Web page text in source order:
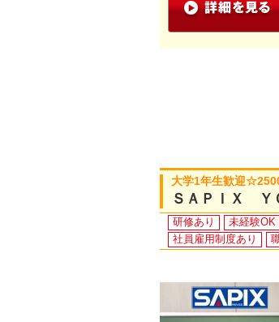
大学1年生歓迎
ＳＡＰＩＸ Ｙ
研修あり 未経験OK
社員雇用制度あり